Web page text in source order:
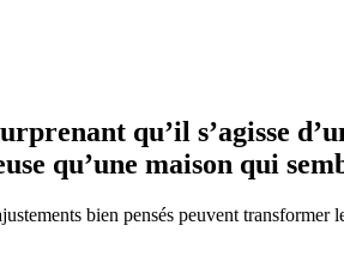
qu’il s’agisse
qu’une maison qui
bien pensés peuvent